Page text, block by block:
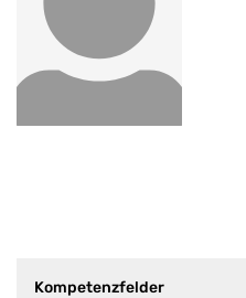
Kompetenzfelder